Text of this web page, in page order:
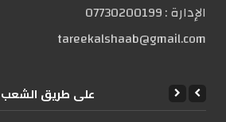
الإدارة :07730200199
tareekalshaab@gmail.com
علی طریق الشعب